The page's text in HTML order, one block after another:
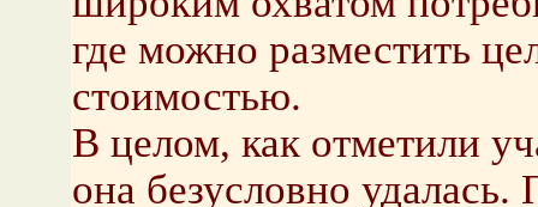
где можно разместить
стоимостью.
В целом, как отметили
она безусловно